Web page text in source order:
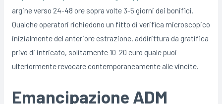
argine verso 24-48 ore sopra volte 3-5 giorni dei bonifici.
Qualche operatori richiedono un fitto di verifica microscopico
inizialmente del anteriore estrazione, addirittura da gratifica
privo di intricato, solitamente 10-20 euro quale puoi
ulteriormente revocare contemporaneamente alle vincite.
Emancipazione ADM